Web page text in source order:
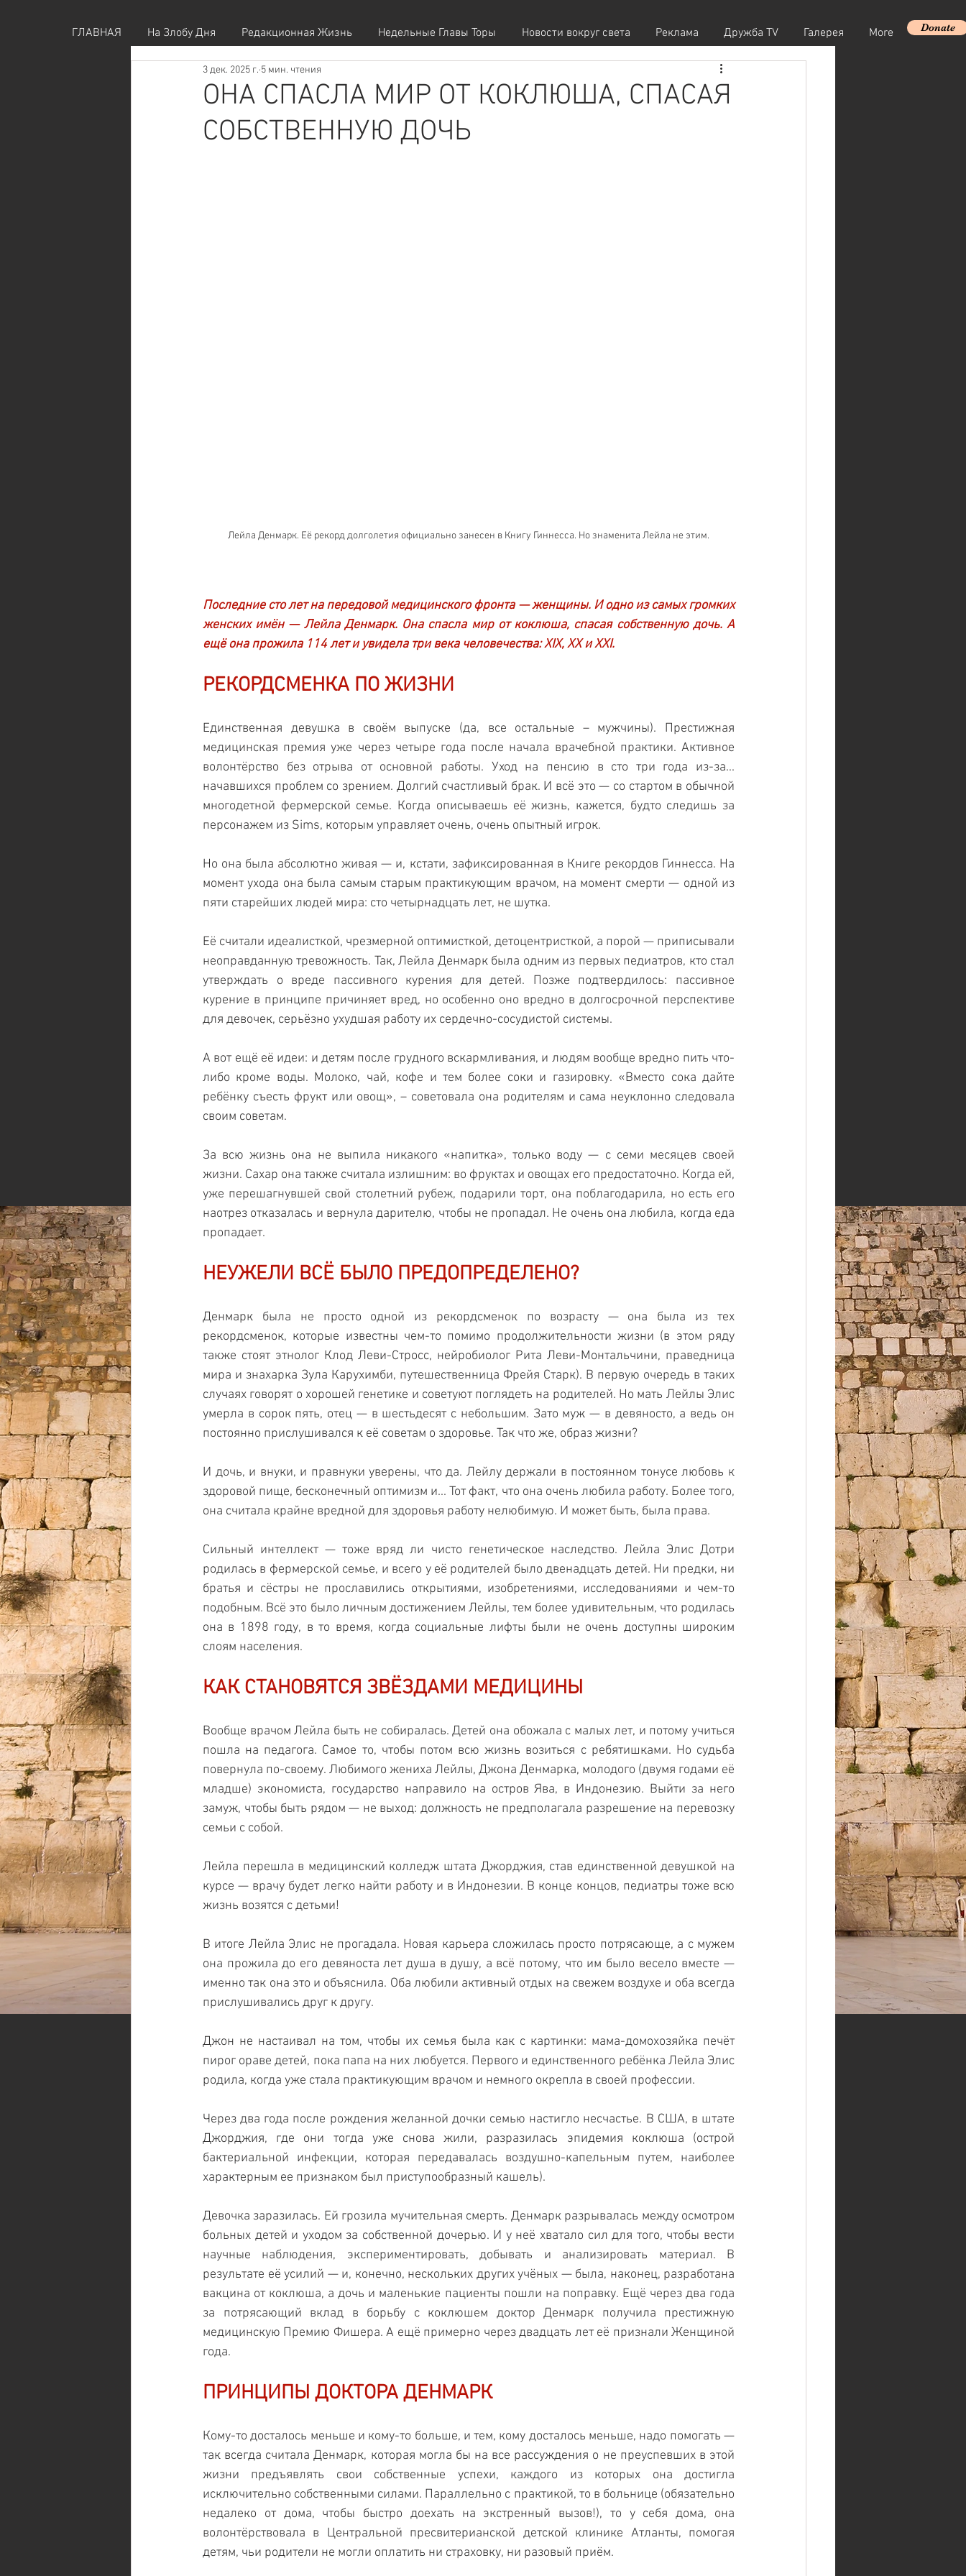
ГЛАВНАЯ На Злобу Дня Редакционная Жизнь Недельные Главы Торы Новости вокруг света Реклама Дружба TV Галерея More Donate
ОНА СПАСЛА МИР ОТ КОКЛЮША, СПАСАЯ
СОБСТВЕННУЮ ДОЧЬ
3 дек. 2025 г. 5 мин. чтения
Лейла Денмарк. Её рекорд долголетия официально занесен в Книгу Гиннесса. Но знаменита Лейла не этим.
Последние сто лет на передовой медицинского фронта — женщины. И одно из самых громких
женских имён — Лейла Денмарк. Она спасла мир от коклюша, спасая собственную дочь. А
ещё она прожила 114 лет и увидела три века человечества: XIX, XX и XXI.
РЕКОРДСМЕНКА ПО ЖИЗНИ
Единственная девушка в своём выпуске (да, все остальные – мужчины). Престижная
медицинская премия уже через четыре года после начала врачебной практики. Активное
волонтёрство без отрыва от основной работы. Уход на пенсию в сто три года из-за...
начавшихся проблем со зрением. Долгий счастливый брак. И всё это — со стартом в обычной
многодетной фермерской семье. Когда описываешь её жизнь, кажется, будто следишь за
персонажем из Sims, которым управляет очень, очень опытный игрок.
Но она была абсолютно живая — и, кстати, зафиксированная в Книге рекордов Гиннесса. На
момент ухода она была самым старым практикующим врачом, на момент смерти — одной из
пяти старейших людей мира: сто четырнадцать лет, не шутка.
Её считали идеалисткой, чрезмерной оптимисткой, детоцентристкой, а порой — приписывали
неоправданную тревожность. Так, Лейла Денмарк была одним из первых педиатров, кто стал
утверждать о вреде пассивного курения для детей. Позже подтвердилось: пассивное
курение в принципе причиняет вред, но особенно оно вредно в долгосрочной перспективе
для девочек, серьёзно ухудшая работу их сердечно-сосудистой системы.
А вот ещё её идеи: и детям после грудного вскармливания, и людям вообще вредно пить что-
либо кроме воды. Молоко, чай, кофе и тем более соки и газировку. «Вместо сока дайте
ребёнку съесть фрукт или овощ», – советовала она родителям и сама неуклонно следовала
своим советам.
За всю жизнь она не выпила никакого «напитка», только воду — с семи месяцев своей
жизни. Сахар она также считала излишним: во фруктах и овощах его предостаточно. Когда ей,
уже перешагнувшей свой столетний рубеж, подарили торт, она поблагодарила, но есть его
наотрез отказалась и вернула дарителю, чтобы не пропадал. Не очень она любила, когда еда
пропадает.
НЕУЖЕЛИ ВСЁ БЫЛО ПРЕДОПРЕДЕЛЕНО?
Денмарк была не просто одной из рекордсменок по возрасту — она была из тех
рекордсменок, которые известны чем-то помимо продолжительности жизни (в этом ряду
также стоят этнолог Клод Леви-Стросс, нейробиолог Рита Леви-Монтальчини, праведница
мира и знахарка Зула Карухимби, путешественница Фрейя Старк). В первую очередь в таких
случаях говорят о хорошей генетике и советуют поглядеть на родителей. Но мать Лейлы Элис
умерла в сорок пять, отец — в шестьдесят с небольшим. Зато муж — в девяносто, а ведь он
постоянно прислушивался к её советам о здоровье. Так что же, образ жизни?
И дочь, и внуки, и правнуки уверены, что да. Лейлу держали в постоянном тонусе любовь к
здоровой пище, бесконечный оптимизм и... Тот факт, что она очень любила работу. Более того,
она считала крайне вредной для здоровья работу нелюбимую. И может быть, была права.
Сильный интеллект — тоже вряд ли чисто генетическое наследство. Лейла Элис Дотри
родилась в фермерской семье, и всего у её родителей было двенадцать детей. Ни предки, ни
братья и сёстры не прославились открытиями, изобретениями, исследованиями и чем-то
подобным. Всё это было личным достижением Лейлы, тем более удивительным, что родилась
она в 1898 году, в то время, когда социальные лифты были не очень доступны широким
слоям населения.
КАК СТАНОВЯТСЯ ЗВЁЗДАМИ МЕДИЦИНЫ
Вообще врачом Лейла быть не собиралась. Детей она обожала с малых лет, и потому учиться
пошла на педагога. Самое то, чтобы потом всю жизнь возиться с ребятишками. Но судьба
повернула по-своему. Любимого жениха Лейлы, Джона Денмарка, молодого (двумя годами её
младше) экономиста, государство направило на остров Ява, в Индонезию. Выйти за него
замуж, чтобы быть рядом — не выход: должность не предполагала разрешение на перевозку
семьи с собой.
Лейла перешла в медицинский колледж штата Джорджия, став единственной девушкой на
курсе — врачу будет легко найти работу и в Индонезии. В конце концов, педиатры тоже всю
жизнь возятся с детьми!
В итоге Лейла Элис не прогадала. Новая карьера сложилась просто потрясающе, а с мужем
она прожила до его девяноста лет душа в душу, а всё потому, что им было весело вместе —
именно так она это и объяснила. Оба любили активный отдых на свежем воздухе и оба всегда
прислушивались друг к другу.
Джон не настаивал на том, чтобы их семья была как с картинки: мама-домохозяйка печёт
пирог ораве детей, пока папа на них любуется. Первого и единственного ребёнка Лейла Элис
родила, когда уже стала практикующим врачом и немного окрепла в своей профессии.
Через два года после рождения желанной дочки семью настигло несчастье. В США, в штате
Джорджия, где они тогда уже снова жили, разразилась эпидемия коклюша (острой
бактериальной инфекции, которая передавалась воздушно-капельным путем, наиболее
характерным ее признаком был приступообразный кашель).
Девочка заразилась. Ей грозила мучительная смерть. Денмарк разрывалась между осмотром
больных детей и уходом за собственной дочерью. И у неё хватало сил для того, чтобы вести
научные наблюдения, экспериментировать, добывать и анализировать материал. В
результате её усилий — и, конечно, нескольких других учёных — была, наконец, разработана
вакцина от коклюша, а дочь и маленькие пациенты пошли на поправку. Ещё через два года
за потрясающий вклад в борьбу с коклюшем доктор Денмарк получила престижную
медицинскую Премию Фишера. А ещё примерно через двадцать лет её признали Женщиной
года.
ПРИНЦИПЫ ДОКТОРА ДЕНМАРК
Кому-то досталось меньше и кому-то больше, и тем, кому досталось меньше, надо помогать —
так всегда считала Денмарк, которая могла бы на все рассуждения о не преуспевших в этой
жизни предъявлять свои собственные успехи, каждого из которых она достигла
исключительно собственными силами. Параллельно с практикой, то в больнице (обязательно
недалеко от дома, чтобы быстро доехать на экстренный вызов!), то у себя дома, она
волонтёрствовала в Центральной пресвитерианской детской клинике Атланты, помогая
детям, чьи родители не могли оплатить ни страховку, ни разовый приём.